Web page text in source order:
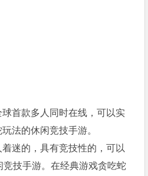
球首款多人同时在线，可以实
法的休闲竞技手游。
迷的，具有竞技性的，可以
技手游。在经典游戏贪吃蛇